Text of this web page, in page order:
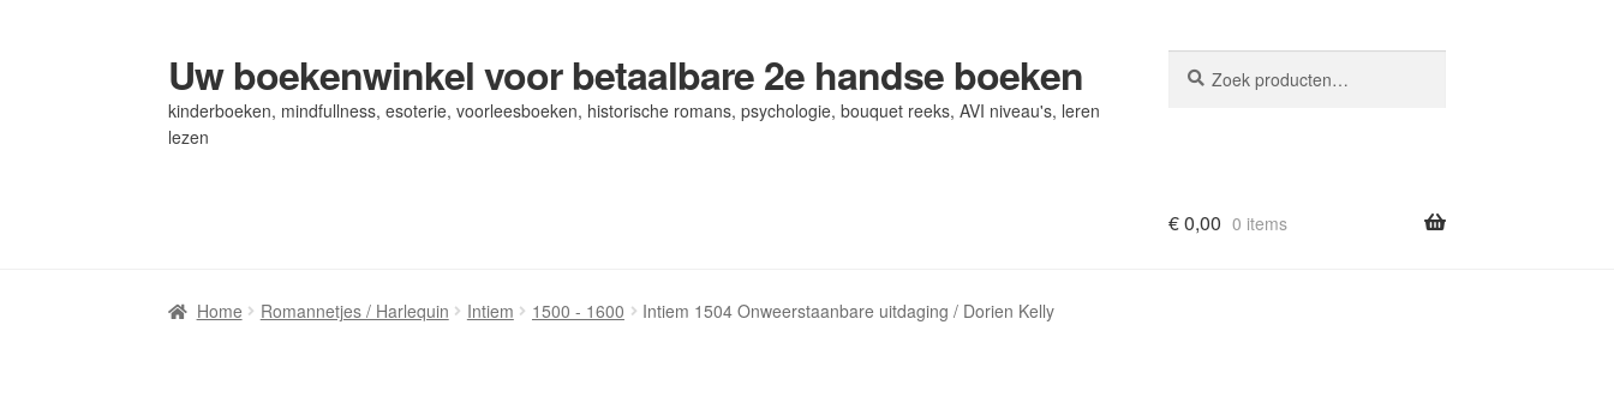
Ga
door
naar
Ga
naar
de
Uw boekenwinkel voor betaalbare 2e handse boeken
kinderboeken, mindfullness, esoterie, voorleesboeken, historische romans, psychologie, bouquet reeks, AVI niveau's, leren
lezen
naar:
€0,00 0 items
Home Romannetjes / Harlequin Intiem 1500 - 1600 Intiem 1504 Onweerstaanbare uitdaging / Dorien Kelly